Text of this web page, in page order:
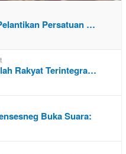
Persatuan …
Rakyat Terintegra…
Buka Suara: